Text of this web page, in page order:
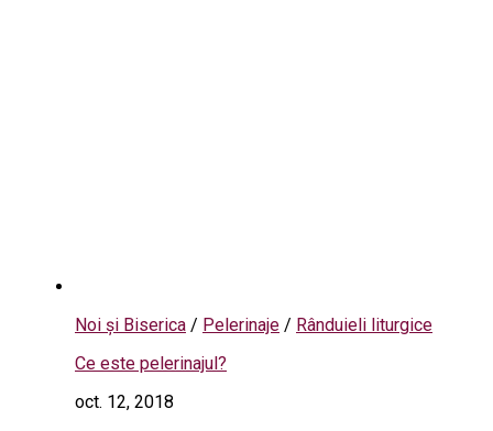
Noi și Biserica / Pelerinaje / Rânduieli liturgice
Ce este pelerinajul?
oct. 12, 2018